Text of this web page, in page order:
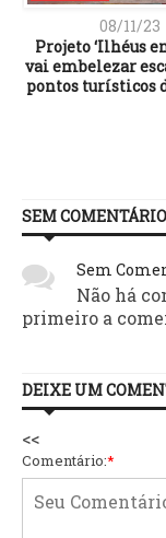
08/11/23
Projeto ‘Ilhéus
vai embelezar
pontos turísticos
SEM
Sem
Não há
primeiro a
DEIXE UM
<<
Comentário:*